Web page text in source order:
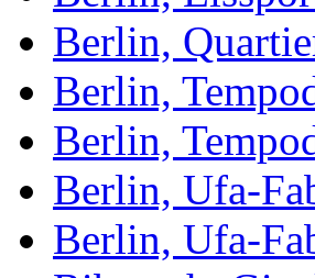
Berlin,
Berlin,
Berlin,
Berlin, Ufa-
Berlin, Ufa-